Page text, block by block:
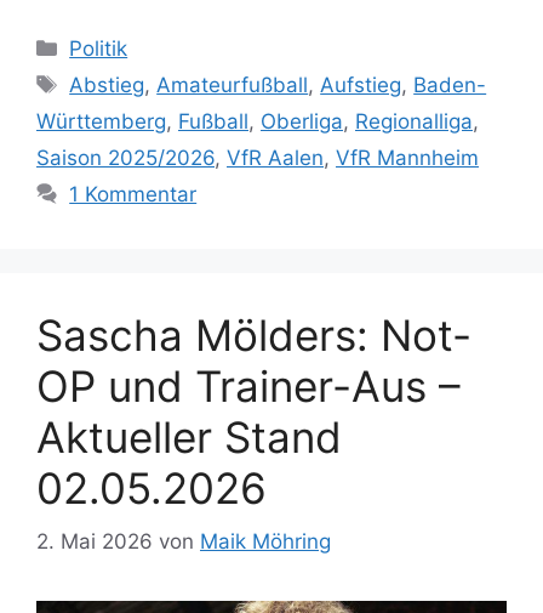
Kategorien
Politik
Schlagwörter
Abstieg, Amateurfußball, Aufstieg, Baden-
Württemberg, Fußball, Oberliga, Regionalliga,
Saison 2025/2026, VfR Aalen, VfR Mannheim
1 Kommentar
Sascha Mölders: Not-
OP und Trainer-Aus –
Aktueller Stand
02.05.2026
2. Mai 2026 von Maik Möhring